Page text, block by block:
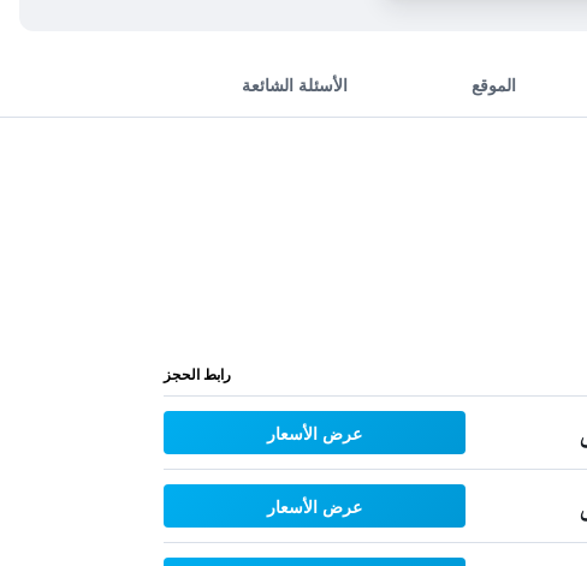
الموقع الأسئلة الشائعة
رابط الحجز
عرض الأسعار
عرض الأسعار